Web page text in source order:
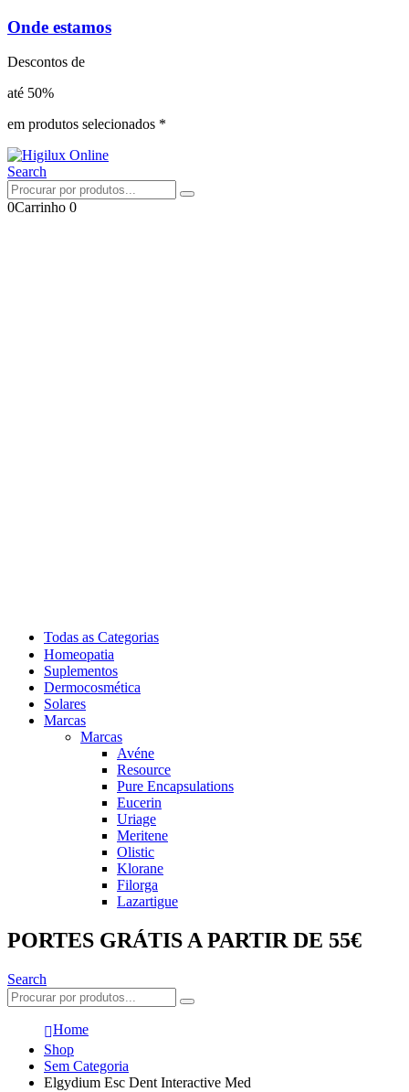
Onde estamos
Descontos de
até 50%
em produtos selecionados *
Search
0Carrinho 0
Todas as Categorias
Homeopatia
Suplementos
Dermocosmética
Solares
Marcas
Marcas
Avéne
Resource
Pure Encapsulations
Eucerin
Uriage
Meritene
Olistic
Klorane
Filorga
Lazartigue
PORTES GRÁTIS A PARTIR DE 55€
Search
Home
Shop
Sem Categoria
Elgydium Esc Dent Interactive Med